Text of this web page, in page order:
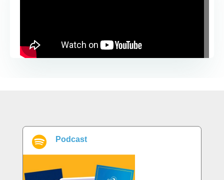
 Podcast